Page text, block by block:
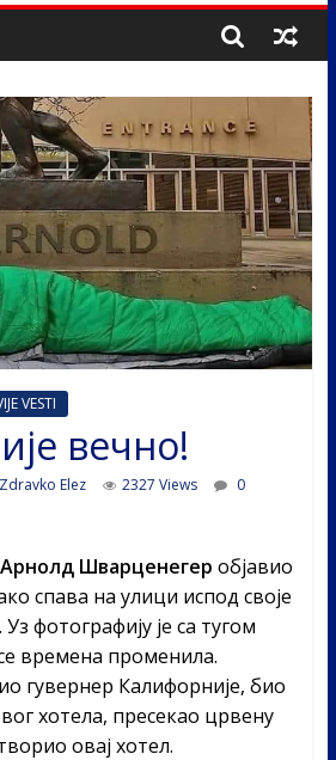
VESTI
вечно!
Zdravko Elez 2327 Views
0
Арнолд Шварценегер објавио
спава на улици испод своје
фотографију је са тугом
времена променила.
гувернер Калифорније, био
хотела, пресекао црвену
овај хотел.